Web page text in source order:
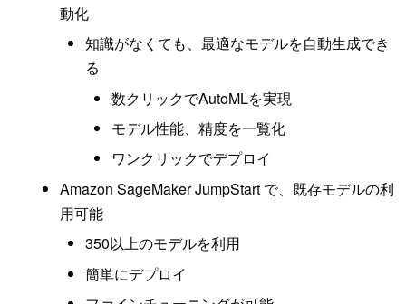
動化
知識がなくても、最適なモデルを自動生成でき
る
数クリックでAutoMLを実現
モデル性能、精度を一覧化
ワンクリックでデプロイ
Amazon SageMaker JumpStart で、既存モデルの利
用可能
350以上のモデルを利用
簡単にデプロイ